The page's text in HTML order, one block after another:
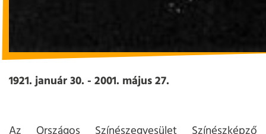
1921. január 30. - 2001. május 27.